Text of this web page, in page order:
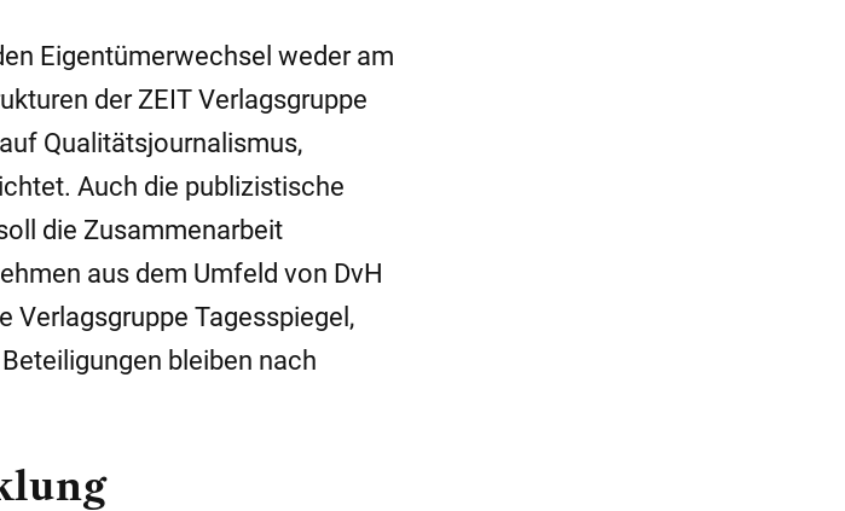
Eigentümerwechsel weder am
der ZEIT Verlagsgruppe
Qualitätsjournalismus,
Auch die publizistische
die Zusammenarbeit
aus dem Umfeld von DvH
Verlagsgruppe Tagesspiegel,
bleiben nach